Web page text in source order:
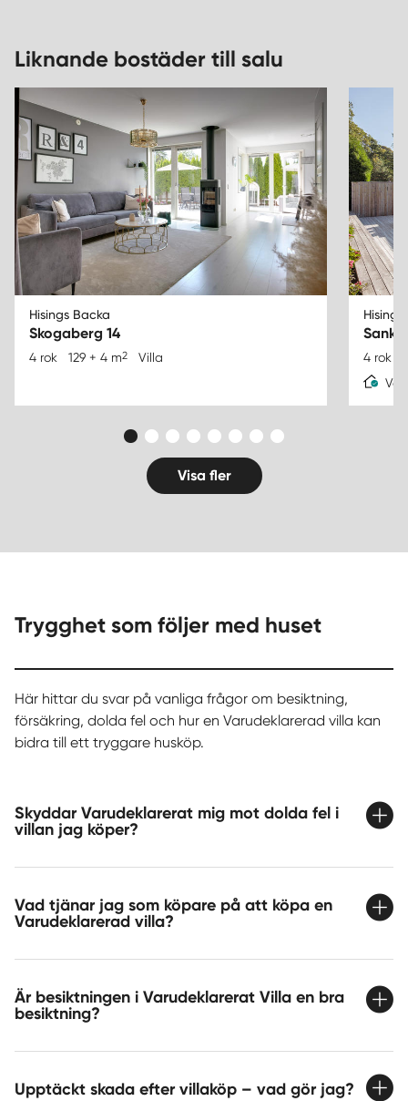
Liknande bostäder till salu
Hisings Backa
Skogaberg 14
4 rok 129 + 4 m2 Villa
Sankt
4 rok
Visa fler
Trygghet som följer med huset
Här hittar du svar på vanliga frågor om besiktning,
försäkring, dolda fel och hur en Varudeklarerad villa kan
bidra till ett tryggare husköp.
Skyddar Varudeklarerat mig mot dolda fel i
villan jag köper?
Vad tjänar jag som köpare på att köpa en
Varudeklarerad villa?
Är besiktningen i Varudeklarerat Villa en bra
besiktning?
Upptäckt skada efter villaköp – vad gör jag?